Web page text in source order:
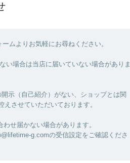
ムよりお気軽にお尋ねください。
い場合は当店に届いていない場合がありま
示（自己紹介）がない、ショップとは関
させていただいております。
せ届かない場合があります。
g.comの受信設定をご確認くださ